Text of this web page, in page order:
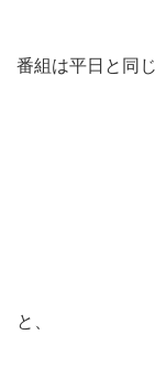
番組は平日と同
と、